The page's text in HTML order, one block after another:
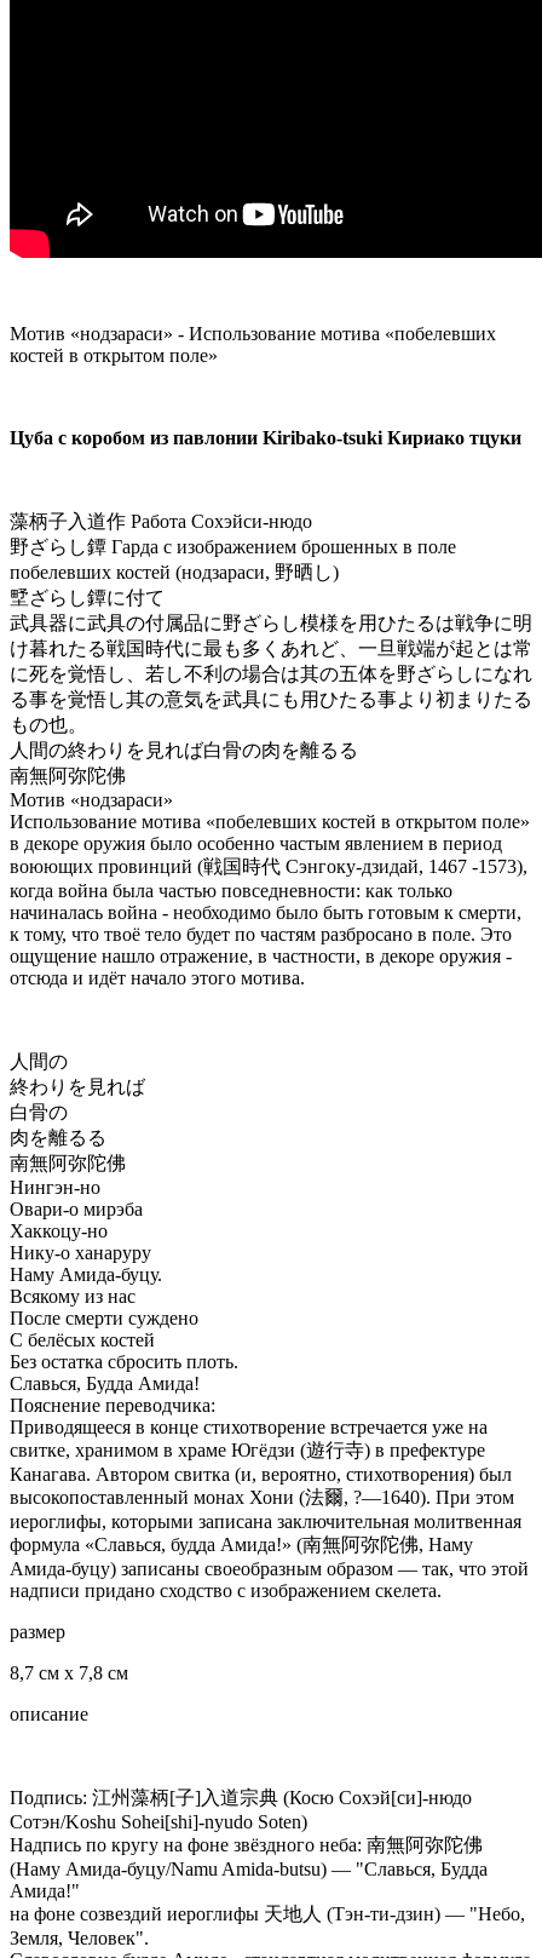
Мотив «нодзараси» - Использование мотива «побелевших
костей в открытом поле»
Цуба с коробом из павлонии Kiribako-tsuki Кириако тцуки
藻柄子入道作 Работа Сохэйси-нюдо
野ざらし鐔 Гарда с изображением брошенных в поле
побелевших костей (нодзараси, 野晒し)
㙒ざらし鐔に付て
武具器に武具の付属品に野ざらし模様を用ひたるは戦争に明
け暮れたる戦国時代に最も多くあれど、一旦戦端が起とは常
に死を覚悟し、若し不利の場合は其の五体を野ざらしになれ
る事を覚悟し其の意気を武具にも用ひたる事より初まりたる
もの也。
人間の終わりを見れば白骨の肉を離るる
南無阿弥陀佛
Мотив «нодзараси»
Использование мотива «побелевших костей в открытом поле»
в декоре оружия было особенно частым явлением в период
воюющих провинций (戦国時代 Сэнгоку-дзидай, 1467 -1573),
когда война была частью повседневности: как только
начиналась война - необходимо было быть готовым к смерти,
к тому, что твоё тело будет по частям разбросано в поле. Это
ощущение нашло отражение, в частности, в декоре оружия -
отсюда и идёт начало этого мотива.
人間の
終わりを見れば
白骨の
肉を離るる
南無阿弥陀佛
Нингэн-но
Овари-о мирэба
Хаккоцу-но
Нику-о ханаруру
Наму Амида-буцу.
Всякому из нас
После смерти суждено
С белёсых костей
Без остатка сбросить плоть.
Славься, Будда Амида!
Пояснение переводчика:
Приводящееся в конце стихотворение встречается уже на
свитке, хранимом в храме Югёдзи (遊行寺) в префектуре
Канагава. Автором свитка (и, вероятно, стихотворения) был
высокопоставленный монах Хони (法爾, ?—1640). При этом
иероглифы, которыми записана заключительная молитвенная
формула «Славься, будда Амида!» (南無阿弥陀佛, Наму
Амида-буцу) записаны своеобразным образом — так, что этой
надписи придано сходство с изображением скелета.
размер
8,7 см x 7,8 см
описание
Подпись: 江州藻柄[子]入道宗典 (Косю Сохэй[си]-нюдо
Сотэн/Koshu Sohei[shi]-nyudo Soten)
Надпись по кругу на фоне звёздного неба: 南無阿弥陀佛
(Наму Амида-буцу/Namu Amida-butsu) — "Славься, Будда
Амида!"
на фоне созвездий иероглифы 天地人 (Тэн-ти-дзин) — "Небо,
Земля, Человек".